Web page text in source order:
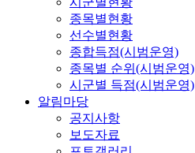
종목별현황
선수별현황
종합득점(시범운영)
종목별 순위(시범운영)
시군별 득점(시범운영)
알림마당
공지사항
보도자료